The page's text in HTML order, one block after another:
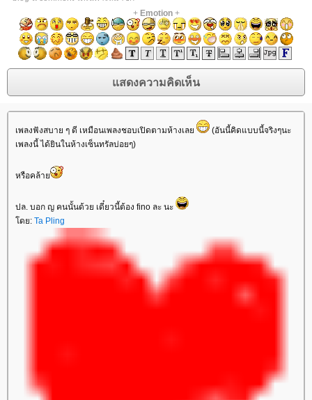
+ Emotion+
เพลงฟังสบาย ๆ ดี เหมือนเพลงชอบเปิดตามห้างเล
(อันนี้คิดแบบนี้จริงๆนะ
เพลงนี้ ได้ยินในห้างเซ็นทรัลบ่อยๆ)
หรือคล้า
ปล. บอก ญ คนนั้นด้วย เดี๋ยวนี้ต้อง fino ละ นะ
ดย: Ta Pling